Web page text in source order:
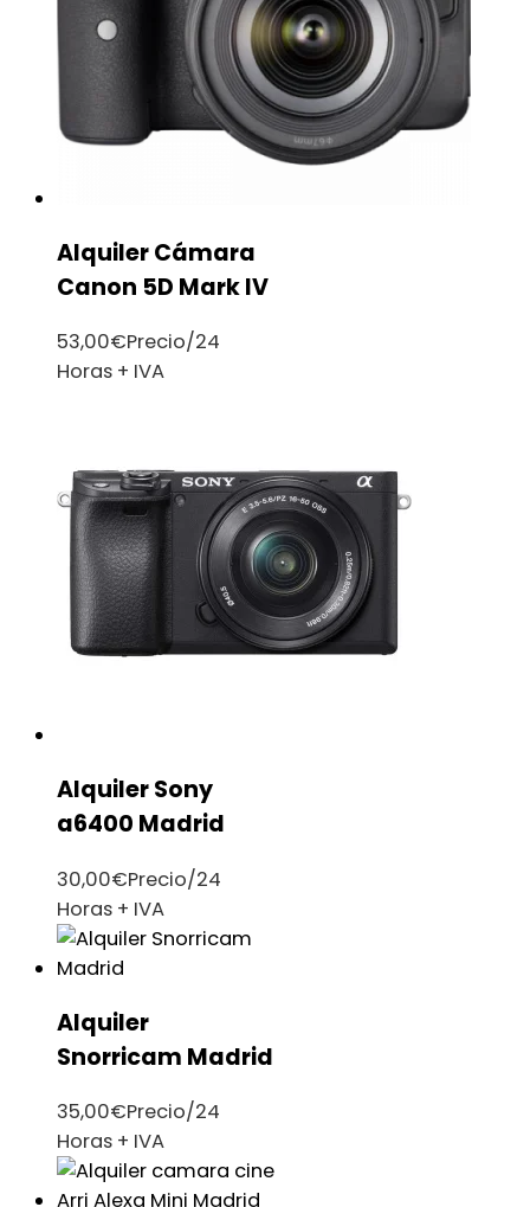
Alquiler Cámara
Canon 5D Mark IV
53,00€Precio/24
Horas + IVA
Alquiler Sony
a6400 Madrid
30,00€Precio/24
Horas + IVA
Alquiler
Snorricam Madrid
35,00€Precio/24
Horas + IVA